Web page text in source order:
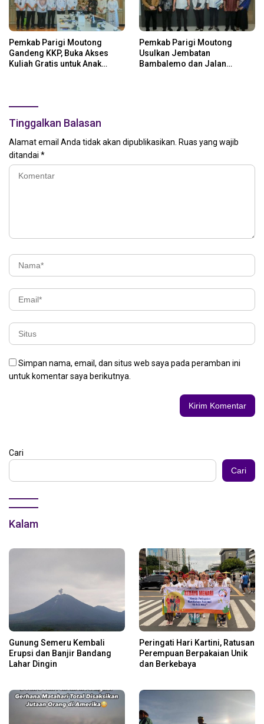
Pemkab Parigi Moutong
Gandeng KKP, Buka Akses
Kuliah Gratis untuk Anak
Pemkab Parigi Moutong
Usulkan Jembatan
Bambalemo dan Jalan
Tinggalkan Balasan
Alamat email Anda tidak akan dipublikasikan. Ruas yang wajib
ditandai *
Simpan nama, email, dan situs web saya pada peramban ini
untuk komentar saya berikutnya.
Cari
Cari
Kalam
Gunung Semeru Kembali
Erupsi dan Banjir Bandang
Lahar Dingin
Peringati Hari Kartini, Ratusan
Perempuan Berpakaian Unik
dan Berkebaya